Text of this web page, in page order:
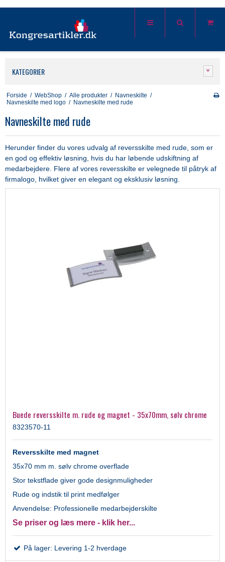
KATEGORIER
Forside / WebShop / Alle produkter / Navneskilte /
Navneskilte med logo / Navneskilte med rude
Navneskilte med rude
Herunder finder du vores udvalg af reversskilte med rude, som er
en god og effektiv løsning, hvis du har løbende udskiftning af
medarbejdere. Flere af vores reversskilte er velegnede til påtryk af
firmalogo, hvilket giver en elegant og eksklusiv løsning.
Buede reversskilte m. rude og magnet - 35x70mm, sølv chrome
8323570-11
Reversskilte med magnet
35x70 mm m. sølv chrome overflade
Stor tekstflade giver gode designmuligheder
Rude og indstik til print medfølger
Anvendelse: Professionelle medarbejderskilte
Se priser og læs mere - klik her...
På lager: Levering 1-2 hverdage